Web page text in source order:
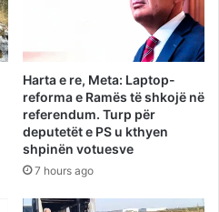
Harta e re, Meta: Laptop-
reforma e Ramës të shkojë në
referendum. Turp për
deputetët e PS u kthyen
shpinën votuesve
7 hours ago